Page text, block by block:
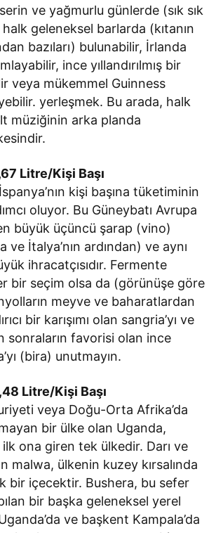
ve yağmurlu günlerde (sık sık
geleneksel barlarda (kıtanın
bazıları) bulunabilir, İrlanda
ince yıllandırılmış bir
veya mükemmel Guinness
yerleşmek. Bu arada, halk
müziğinin arka planda
Litre/Kişi Başı
kişi başına tüketiminin
oluyor. Bu Güneybatı Avrupa
büyük üçüncü şarap (vino)
ve İtalya’nın ardından) ve aynı
ihracatçısıdır. Fermente
bir seçim olsa da (görünüşe göre
meyve ve baharatlardan
bir karışımı olan sangria’yı ve
sonraların favorisi olan ince
(bira) unutmayın.
Litre/Kişi Başı
veya Doğu-Orta Afrika’da
bir ülke olan Uganda,
ilk ona giren tek ülkedir. Darı ve
malwa, ülkenin kuzey kırsalında
bir içecektir. Bushera, bu sefer
bir başka geleneksel yerel
ve başkent Kampala’da